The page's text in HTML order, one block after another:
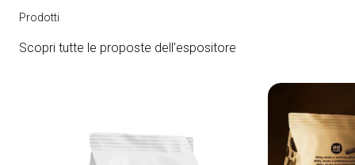
Prodotti
Scopri tutte le proposte dell'espositore